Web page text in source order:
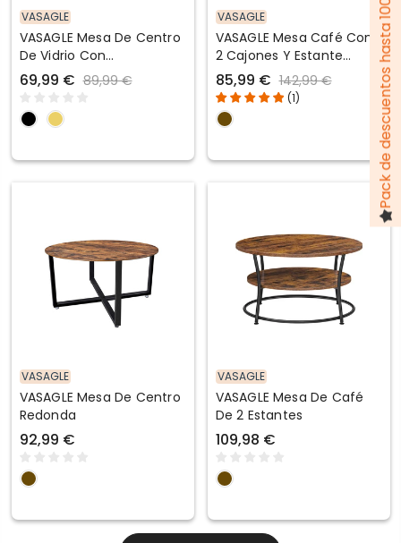
VASAGLE
VASAGLE Mesa De Centro
De Vidrio Con
Almacenamiento
Superficie De Vidrio
Templado
69,99 € 89,99 €
VASAGLE
VASAGLE Mesa Café Con
2 Cajones Y Estante
Abierto
85,99 € 142,99 €
(1)
VASAGLE
VASAGLE Mesa De Centro
Redonda
92,99 €
VASAGLE
VASAGLE Mesa De Café
De 2 Estantes
109,98 €
Pack de descuentos hasta 100 €